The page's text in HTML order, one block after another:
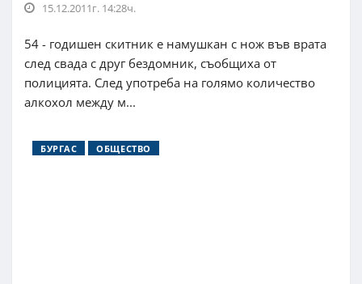
15.12.2011г. 14:28ч.
54 - годишен скитник е намушкан с нож във врата
след свада с друг бездомник, съобщиха от
полицията. След употреба на голямо количество
алкохол между м...
БУРГАС ОБЩЕСТВО